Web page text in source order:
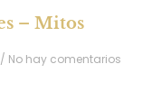
– Mitos
No hay comentarios